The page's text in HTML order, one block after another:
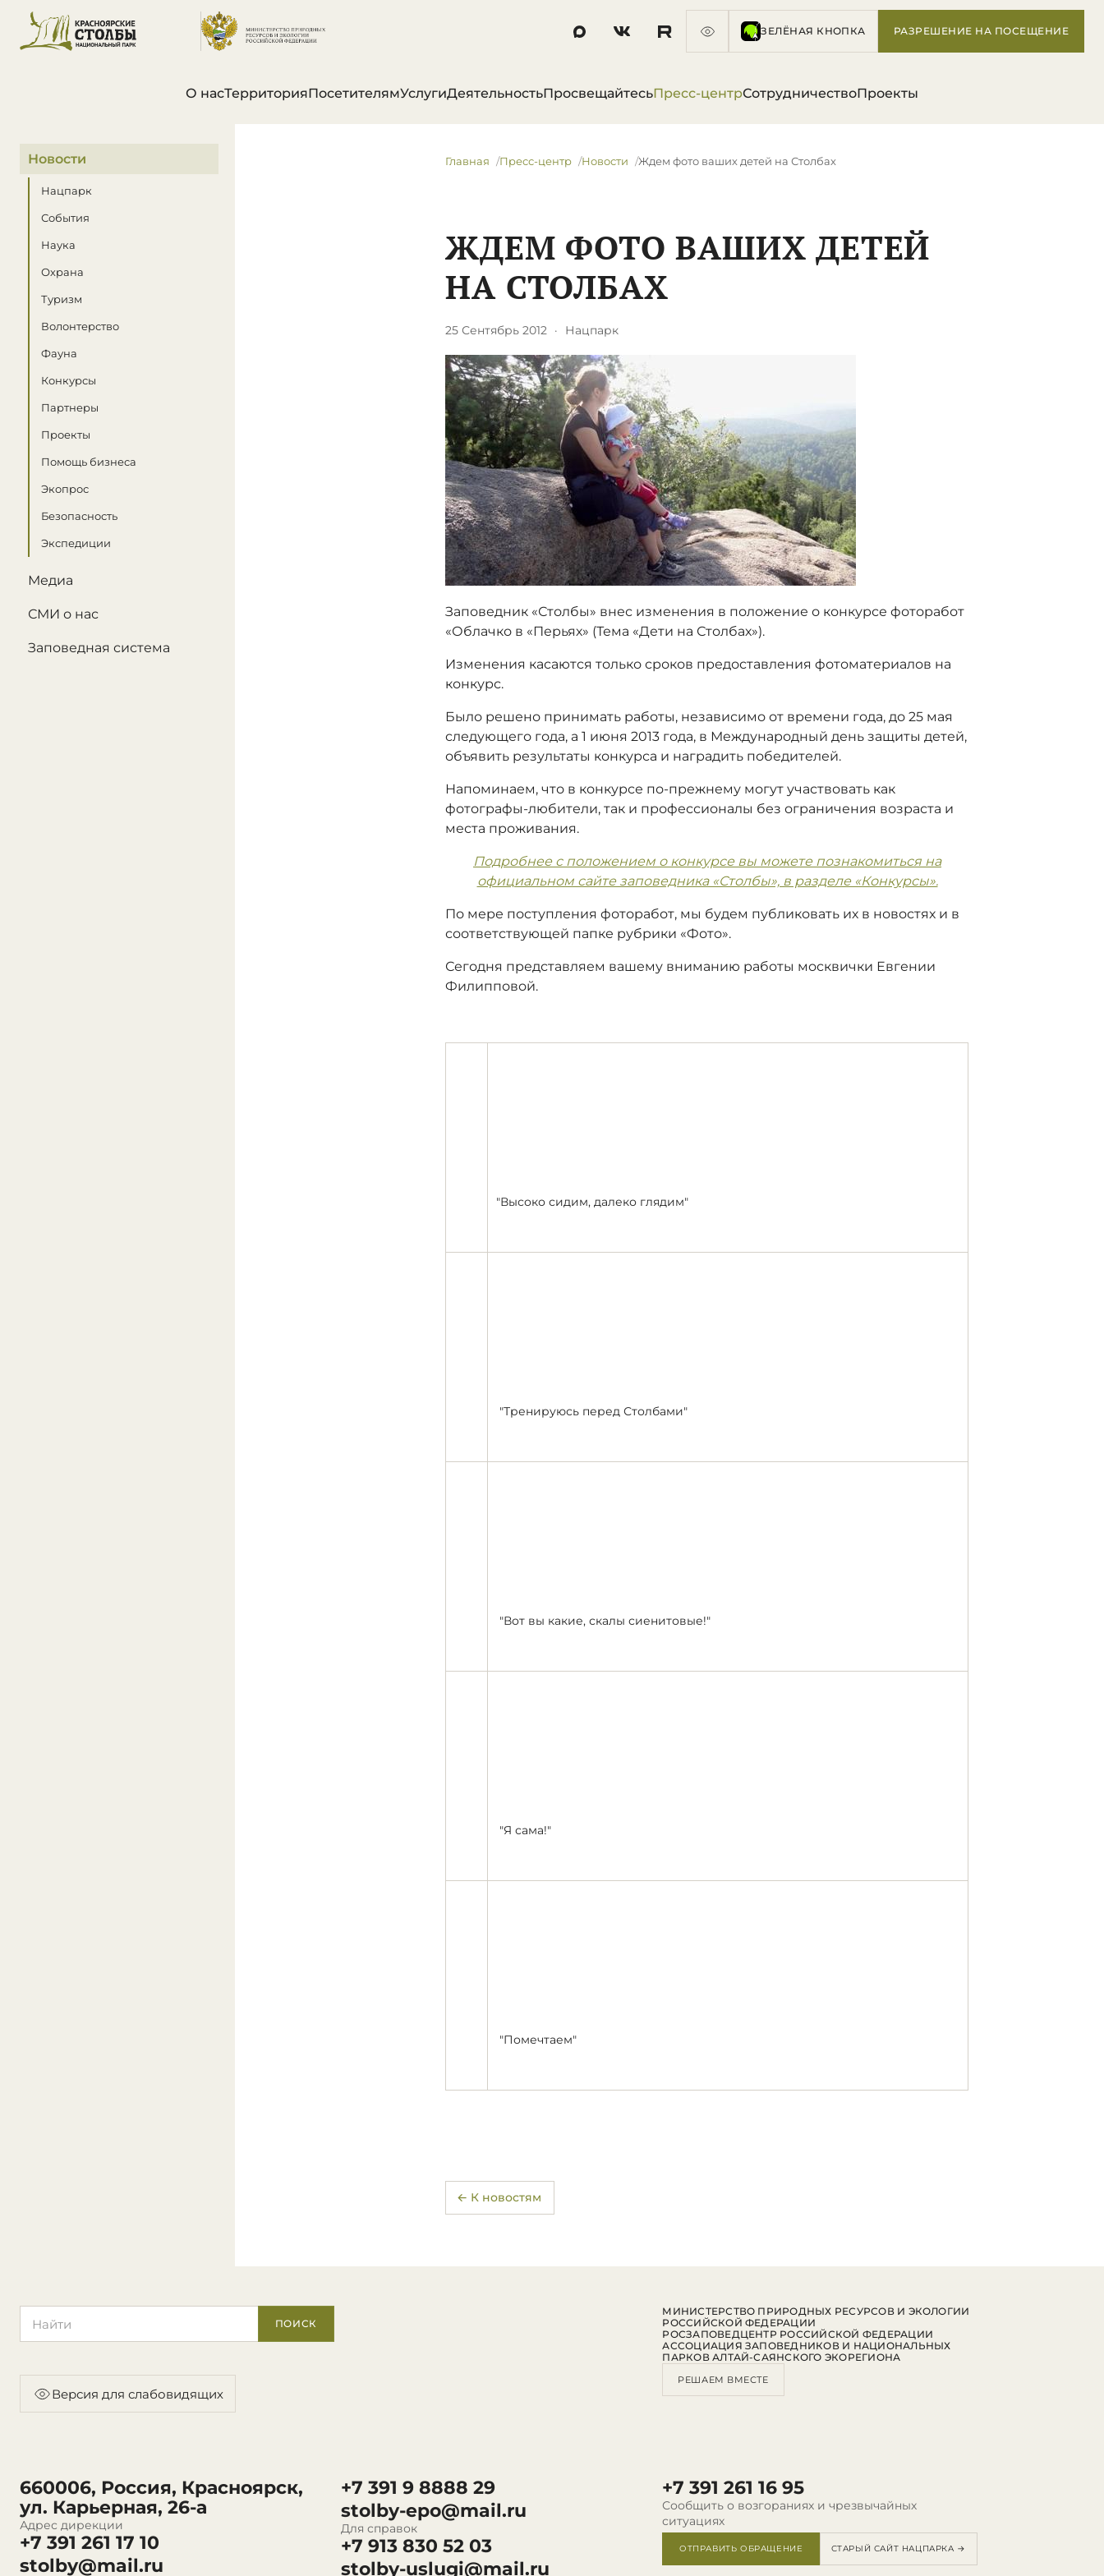
ЗЕЛЁНАЯ КНОПКА РАЗРЕШЕНИЕ НА ПОСЕЩЕНИЕ
О насТерриторияПосетителямУслугиДеятельностьПросвещайтесьПресс-центрСотрудничествоПроекты
В этом разделе
Новости
Нацпарк
События
Наука
Охрана
Туризм
Волонтерство
Фауна
Конкурсы
Партнеры
Проекты
Помощь бизнеса
Экопрос
Безопасность
Экспедиции
Медиа
СМИ о нас
Заповедная система
Главная Пресс-центр Новости Ждем фото ваших детей на Столбах
ЖДЕМ ФОТО ВАШИХ ДЕТЕЙ
НА СТОЛБАХ
25 Сентябрь 2012 · Нацпарк
Заповедник «Столбы» внес изменения в положение о конкурсе фоторабот
«Облачко в «Перьях» (Тема «Дети на Столбах»).
Изменения касаются только сроков предоставления фотоматериалов на
конкурс.
Было решено принимать работы, независимо от времени года, до 25 мая
следующего года, а 1 июня 2013 года, в Международный день защиты детей,
объявить результаты конкурса и наградить победителей.
Напоминаем, что в конкурсе по-прежнему могут участвовать как
фотографы-любители, так и профессионалы без ограничения возраста и
места проживания.
Подробнее с положением о конкурсе вы можете познакомиться на
официальном сайте заповедника «Столбы», в разделе «Конкурсы».
По мере поступления фоторабот, мы будем публиковать их в новостях и в
соответствующей папке рубрики «Фото».
Сегодня представляем вашему вниманию работы москвички Евгении
Филипповой.
"Высоко сидим, далеко глядим"
"Тренируюсь перед Столбами"
"Вот вы какие, скалы сиенитовые!"
"Я сама!"
"Помечтаем"
← К новостям
ПОИСК
Версия для слабовидящих
660006, Россия, Красноярск,
ул. Карьерная, 26-а
Адрес дирекции
+7 391 261 17 10
stolby@mail.ru
+7 391 9 8888 29
stolby-epo@mail.ru
Для справок
+7 913 830 52 03
stolby-uslugi@mail.ru
+7 391 261 16 95
Сообщить о возгораниях и чрезвычайных
ситуациях
ОТПРАВИТЬ ОБРАЩЕНИЕ СТАРЫЙ САЙТ НАЦПАРКА →
МИНИСТЕРСТВО ПРИРОДНЫХ РЕСУРСОВ И ЭКОЛОГИИ
РОССИЙСКОЙ ФЕДЕРАЦИИ
РОСЗАПОВЕДЦЕНТР РОССИЙСКОЙ ФЕДЕРАЦИИ
АССОЦИАЦИЯ ЗАПОВЕДНИКОВ И НАЦИОНАЛЬНЫХ
ПАРКОВ АЛТАЙ-САЯНСКОГО ЭКОРЕГИОНА
РЕШАЕМ ВМЕСТЕ